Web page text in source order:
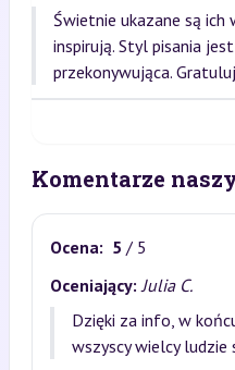
Świetnie ukazane są ich
inspirują. Styl pisania
przekonywująca.
Komentarze
Ocena: 5 / 5
Oceniający: Julia C.
Dzięki za info, w
wszyscy wielcy ludzie